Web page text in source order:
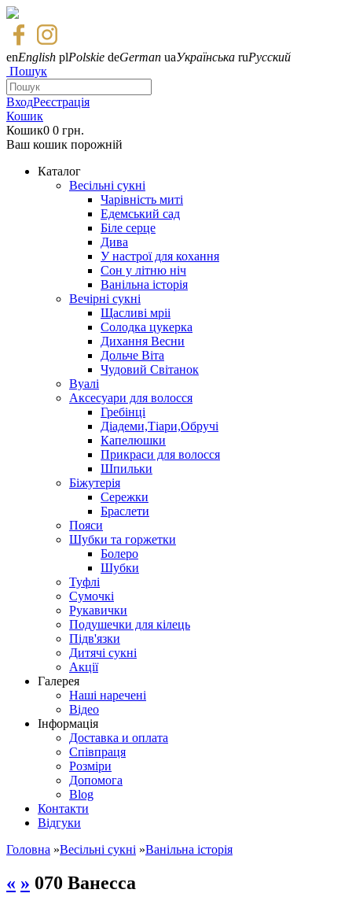
enEnglish plPolskie deGerman uaУкраїнська ruРусский
Пошук
ВходРеєстрація
Кошик
Кошик0 0 грн.
Ваш кошик порожній
Каталог
Весільні сукні
Чарівність миті
Едемський сад
Біле серце
Дива
У настрої для кохання
Сон у літню ніч
Ванільна історія
Вечірні сукні
Щасливі мріі
Солодка цукерка
Дихання Весни
Дольче Віта
Чудовий Світанок
Вуалі
Аксесуари для волосся
Гребінці
Діадеми,Тіари,Обручі
Капелюшки
Прикраси для волосся
Шпильки
Біжутерія
Cережки
Браслети
Пояси
Шубки та горжетки
Болеро
Шубки
Туфлі
Сумочкі
Рукавички
Подушечки для кілець
Підв'язки
Дитячі сукні
Акції
Галерея
Наші наречені
Відео
Інформація
Доставка и оплата
Співпраця
Розміри
Допомога
Blog
Контакти
Відгуки
Головна »Весільні сукні »Ванільна історія
« » 070 Ванесса